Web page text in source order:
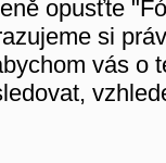
opusťte
si
vás o